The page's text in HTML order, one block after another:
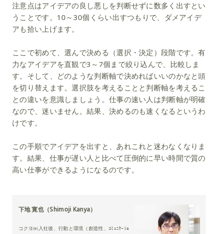
注意点はアイデアの良し悪しを判断せずに数多く出すとい
うことです。10～30個くらい出すつもりで、ダメアイデ
アも拾い上げます。
ここで初めて、選んで決める（選択・決定）段階です。有
力なアイデアを直観で3～7個まで絞り込んで、比較しま
す。そして、どのような判断軸で決めればいいのかなと頭
を切り替えます。選択肢を考えることと判断軸を考えるこ
との違いを意識しましょう。仕事の速い人は判断軸が明確
なので、迷いません。結果、決めるのも速くなるというわ
けです。
この手順でアイデアを出すと、あれこれと迷わなくなりま
す。結果、仕事が遅い人と比べて圧倒的に早い時間で質の
高い仕事ができるようになるのです。
下地 寛也（Shimoji Kanya）
コクヨ㈱入社後、行動と環境（創造性、ｺﾐｭﾆｹｰｼｮ